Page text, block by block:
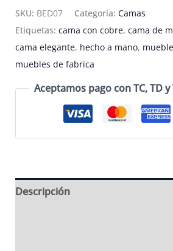
con
paneles
decorados
de
SKU: BED07 Categoría: Camas
Etiquetas: cama con cobre, cama de
cama elegante, hecho a mano,
muebles de fabrica
Aceptamos pago con TC, TD
Descripción